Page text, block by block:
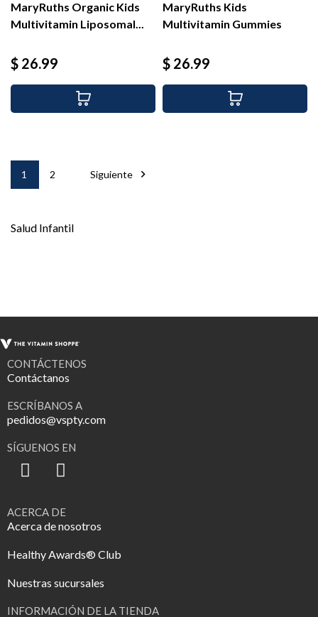
MaryRuths Organic Kids
Multivitamin Liposomal...
Precio
$ 26.99
MaryRuths Kids
Multivitamin Gummies
Precio
$ 26.99
1 2 Siguiente 
Salud Infantil
CONTÁCTENOS
Contáctanos
ESCRÍBANOS A
pedidos@vspty.com
SÍGUENOS EN
ACERCA DE
Acerca de nosotros
Healthy Awards® Club
Nuestras sucursales
INFORMACIÓN DE LA TIENDA